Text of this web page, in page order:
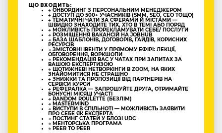
ЩО ВХОДИТЬ:
→ ОНБОРДИНГ З ПЕРСОНАЛЬНИМ МЕНЕДЖЕРОМ
→ ДОСТУП ДО 500+ УЧАСНИКІВ (SMM, SEO, CEO ТОЩО)
→ ТЕМАТИЧНІ ЧАТИ ЗА СФЕРАМИ Й МІСТАМИ —
ШВИДКО ЗНАХОДИТЕ ТИХ, ХТО В ТЕМІ АБО ПОРЯД
→ МОЖЛИВІСТЬ ПРОРЕКЛАМУВАТИ СЕБЕ/ ПОСЛУГИ
→ РОЗМІЩЕННЯ ВАКАНСІЙ НА JOBHUB
→ БАЗА ШАБЛОНІВ, ДОГОВОРІВ, ГАЙДІВ, КОРИСНИХ
РЕСУРСІВ
→ ЗМІСТОВНІ ІВЕНТИ У ПРЯМОМУ ЕФІРІ: ЛЕКЦІЇ,
ОБГОВОРЕННЯ, ВОРКШОПИ
→ РЕКОМЕНДАЦІЯ ВАС У ЧАТАХ ПРИ ЗАПИТАХ ЗА
ВАШОЮ ЕКСПЕРТИЗОЮ
→ ЩОТИЖНЕВІ НЕТВОРКІНГИ В ZOOM, НА ЯКИХ
ЗНАЙОМИТИСЯ НЕ СТРАШНО
→ ЗНИЖКИ ТА ПРОПОЗИЦІЇ ВІД ПАРТНЕРІВ НА
СЕРВІСИ КУРСИ
→ РЕФЕРАЛКА — ЗАПРОШУЙТЕ ДРУГА, ОТРИМАЙТЕ
БОНУСНІ МІСЯЦІ УЧАСТІ
→ RANDOM ROULETTE (БЕЗЛІМ)
→ MASTERMIND
→ ВИСТУПИ В СПІЛЬНОТІ — МОЖЛИВІСТЬ ЗАЯВИТИ
ПРО СЕБЕ ЯК ЕКСПЕРТА
→ ПОСТИНГ СТАТЕЙ У БЛОЗІ UDC
→ МЕНТОРСЬКА ПРОГРАМА
→ PEER TO PEER